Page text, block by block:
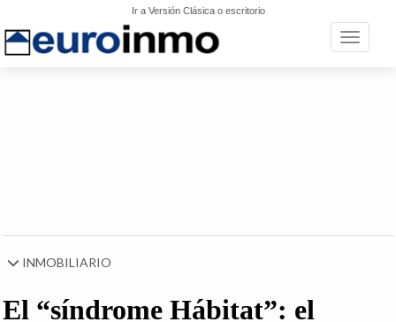
Ir a Versión Clásica o escritorio
Toggle
INMOBILIARIO
El “síndrome Hábitat”: el